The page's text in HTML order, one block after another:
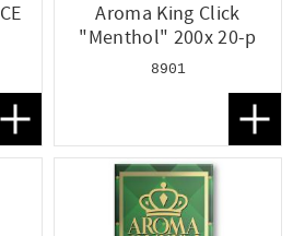
Lägg till i favoriter
Aroma King Click
"Menthol" 200x 20-p
8901